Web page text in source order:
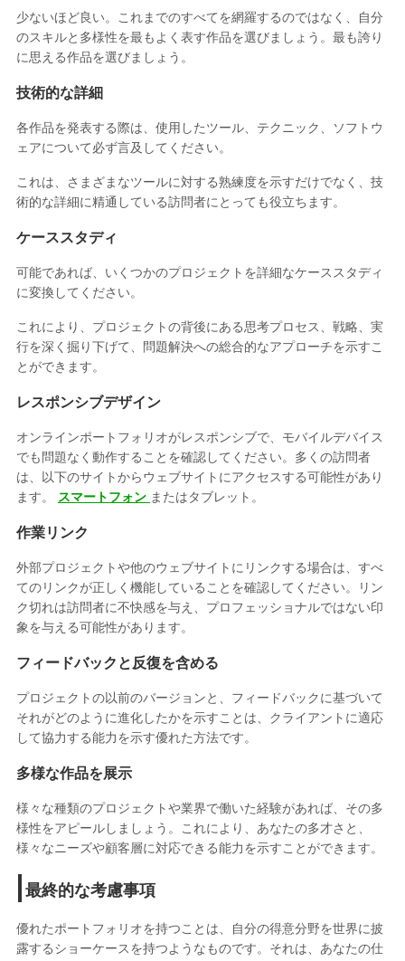
少ないほど良い。これまでのすべてを網羅するのではなく、自分
のスキルと多様性を最もよく表す作品を選びましょう。最も誇り
に思える作品を選びましょう。
技術的な詳細
各作品を発表する際は、使用したツール、テクニック、ソフトウ
ェアについて必ず言及してください。
これは、さまざまなツールに対する熟練度を示すだけでなく、技
術的な詳細に精通している訪問者にとっても役立ちます。
ケーススタディ
可能であれば、いくつかのプロジェクトを詳細なケーススタディ
に変換してください。
これにより、プロジェクトの背後にある思考プロセス、戦略、実
行を深く掘り下げて、問題解決への総合的なアプローチを示すこ
とができます。
レスポンシブデザイン
オンラインポートフォリオがレスポンシブで、モバイルデバイス
でも問題なく動作することを確認してください。多くの訪問者
は、以下のサイトからウェブサイトにアクセスする可能性があり
ます。
スマートフォン またはタブレット。
作業リンク
外部プロジェクトや他のウェブサイトにリンクする場合は、すべ
てのリンクが正しく機能していることを確認してください。リン
ク切れは訪問者に不快感を与え、プロフェッショナルではない印
象を与える可能性があります。
フィードバックと反復を含める
プロジェクトの以前のバージョンと、フィードバックに基づいて
それがどのように進化したかを示すことは、クライアントに適応
して協力する能力を示す優れた方法です。
多様な作品を展示
様々な種類のプロジェクトや業界で働いた経験があれば、その多
様性をアピールしましょう。これにより、あなたの多才さと、
様々なニーズや顧客層に対応できる能力を示すことができます。
最終的な考慮事項
優れたポートフォリオを持つことは、自分の得意分野を世界に披
露するショーケースを持つようなものです。それは、あなたの仕